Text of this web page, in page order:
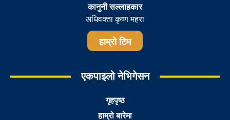
कानुनी सल्लाहकार
अधिवक्ता कृष्ण महरा
हाम्रो टिम
एकपाइलो नेभिगेसन
गृहपृष्ठ
हाम्रो बारेमा